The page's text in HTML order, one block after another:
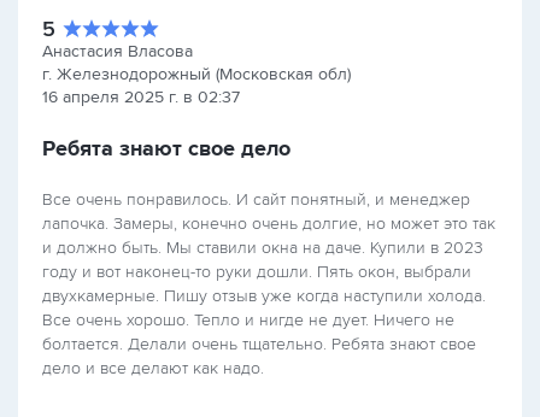
5
Анастасия Власова
г. Железнодорожный (Московская обл)
16 апреля 2025 г. в 02:37
Ребята знают свое дело
Все очень понравилось. И сайт понятный, и менеджер
лапочка. Замеры, конечно очень долгие, но может это так
и должно быть. Мы ставили окна на даче. Купили в 2023
году и вот наконец-то руки дошли. Пять окон, выбрали
двухкамерные. Пишу отзыв уже когда наступили холода.
Все очень хорошо. Тепло и нигде не дует. Ничего не
болтается. Делали очень тщательно. Ребята знают свое
дело и все делают как надо.